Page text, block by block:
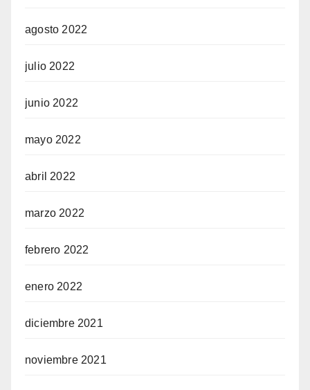
agosto 2022
julio 2022
junio 2022
mayo 2022
abril 2022
marzo 2022
febrero 2022
enero 2022
diciembre 2021
noviembre 2021